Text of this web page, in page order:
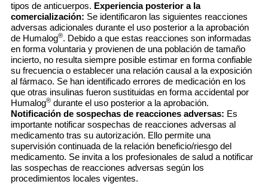
tipos de anticuerpos. Experiencia posterior a la
comercialización: Se identificaron las siguientes reacciones
adversas adicionales durante el uso posterior a la aprobación
de Humalog®. Debido a que estas reacciones son informadas
en forma voluntaria y provienen de una población de tamaño
incierto, no resulta siempre posible estimar en forma confiable
su frecuencia o establecer una relación causal a la exposición
al fármaco. Se han identificado errores de medicación en los
que otras insulinas fueron sustituidas en forma accidental por
Humalog® durante el uso posterior a la aprobación.
Notificación de sospechas de reacciones adversas: Es
importante notificar sospechas de reacciones adversas al
medicamento tras su autorización. Ello permite una
supervisión continuada de la relación beneficio/riesgo del
medicamento. Se invita a los profesionales de salud a notificar
las sospechas de reacciones adversas según los
procedimientos locales vigentes.